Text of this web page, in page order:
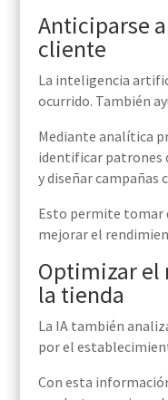
Anticiparse
cliente
La inteligencia
ocurrido. También
Mediante analítica
identificar patrones
y diseñar campañas
Esto permite tomar
mejorar el
Optimizar el
la tienda
La IA también
por el
Con esta